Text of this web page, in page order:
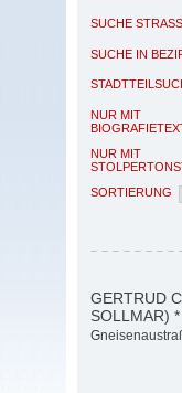
SUCHE
SUCHE IN
NUR MIT
NUR MIT
SORTIERUNG
GERTRUD
SOLLMAR)